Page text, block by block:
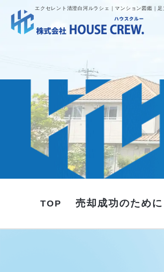
エクセレント清澄白河ルラシェ｜マンション図鑑｜
TOP 売却成功のために